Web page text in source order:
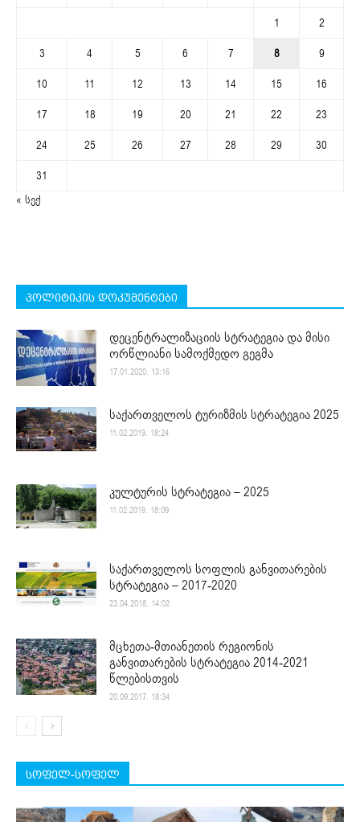
1
2
3
4 5 6 7 8
9
10
11 12 13 14 15
16
17
18 19 20 21 22
23
24
25 26 27 28 29
30
31
« სექ
პოლიტიკის დოკუმენტები
დეცენტრალიზაციის სტრატეგია და მისი
ორწლიანი სამოქმედო გეგმა
17.01.2020. 13:16
საქართველოს ტურიზმის სტრატეგია 2025
11.02.2019. 18:24
კულტურის სტრატეგია – 2025
11.02.2019. 18:09
საქართველოს სოფლის განვითარების
სტრატეგია – 2017-2020
23.04.2018. 14:02
მცხეთა-მთიანეთის რეგიონის
განვითარების სტრატეგია 2014-2021
წლებისთვის
20.09.2017. 18:34
სოფელ-სოფელ